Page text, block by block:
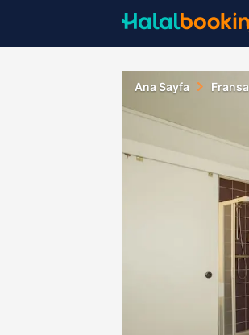
Ana Sayfa Fransa